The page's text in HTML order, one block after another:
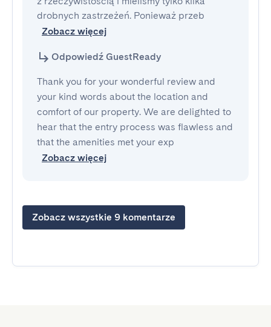
drobnych zastrzeżeń. Ponieważ przeb
Zobacz więcej
Odpowiedź GuestReady
Thank you for your wonderful review and
your kind words about the location and
comfort of our property. We are delighted to
hear that the entry process was flawless and
that the amenities met your exp
Zobacz więcej
Zobacz wszystkie 9 komentarze